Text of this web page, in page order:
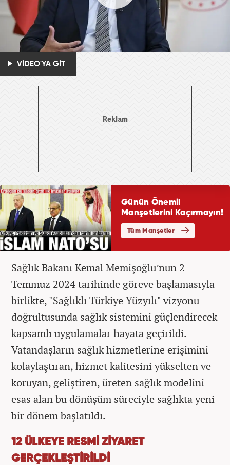
VİDEO'YA GİT
Sağlık Bakanı Kemal Memişoğlu’nun 2
Temmuz 2024 tarihinde göreve başlamasıyla
birlikte, "Sağlıklı Türkiye Yüzyılı" vizyonu
doğrultusunda sağlık sistemini güçlendirecek
kapsamlı uygulamalar hayata geçirildi.
Vatandaşların sağlık hizmetlerine erişimini
kolaylaştıran, hizmet kalitesini yükselten ve
koruyan, geliştiren, üreten sağlık modelini
esas alan bu dönüşüm süreciyle sağlıkta yeni
bir dönem başlatıldı.
12 ÜLKEYE RESMİ ZİYARET
GERÇEKLEŞTİRİLDİ